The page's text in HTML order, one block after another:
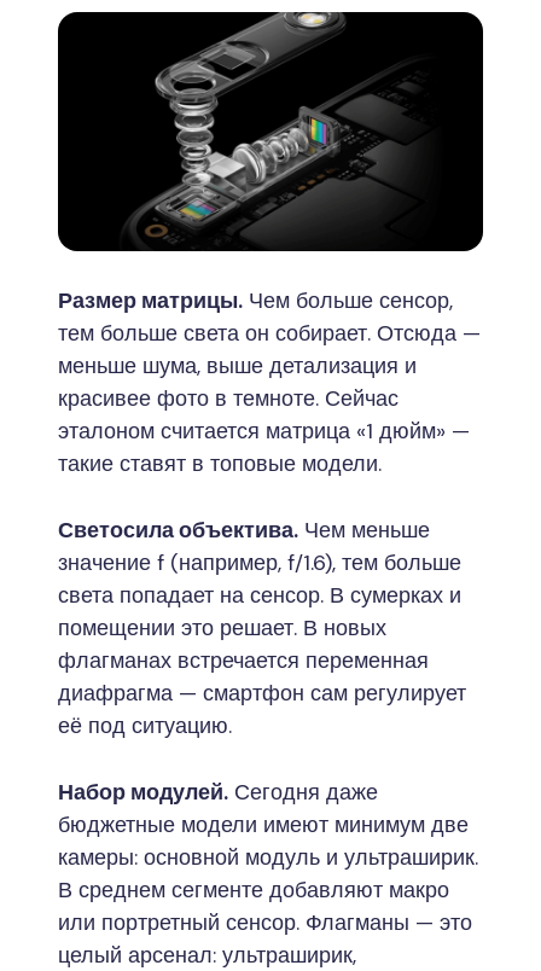
Размер матрицы. Чем больше сенсор,
тем больше света он собирает. Отсюда —
меньше шума, выше детализация и
красивее фото в темноте. Сейчас
эталоном считается матрица «1 дюйм» —
такие ставят в топовые модели.
Светосила объектива. Чем меньше
значение f (например, f/1.6), тем больше
света попадает на сенсор. В сумерках и
помещении это решает. В новых
флагманах встречается переменная
диафрагма — смартфон сам регулирует
её под ситуацию.
Набор модулей. Сегодня даже
бюджетные модели имеют минимум две
камеры: основной модуль и ультраширик.
В среднем сегменте добавляют макро
или портретный сенсор. Флагманы — это
целый арсенал: ультраширик,